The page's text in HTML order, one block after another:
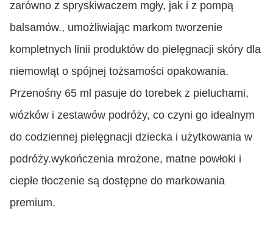
zarówno z spryskiwaczem mgły, jak i z pompą
balsamów., umożliwiając markom tworzenie
kompletnych linii produktów do pielęgnacji skóry dla
niemowląt o spójnej tożsamości opakowania.
Przenośny 65 ml pasuje do torebek z pieluchami,
wózków i zestawów podróży, co czyni go idealnym
do codziennej pielęgnacji dziecka i użytkowania w
podróży.wykończenia mrożone, matne powłoki i
ciepłe tłoczenie są dostępne do markowania
premium.